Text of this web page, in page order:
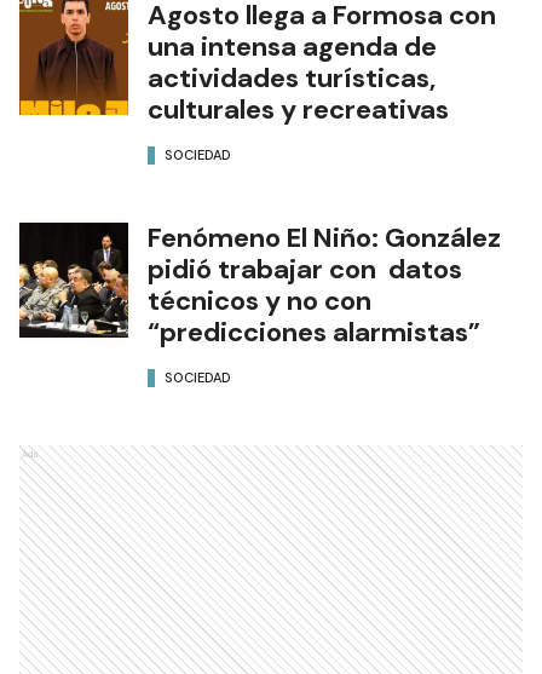
Agosto llega a Formosa con
una intensa agenda de
actividades turísticas,
culturales y recreativas
SOCIEDAD
Fenómeno El Niño: González
pidió trabajar con datos
técnicos y no con
“predicciones alarmistas”
SOCIEDAD
Ads